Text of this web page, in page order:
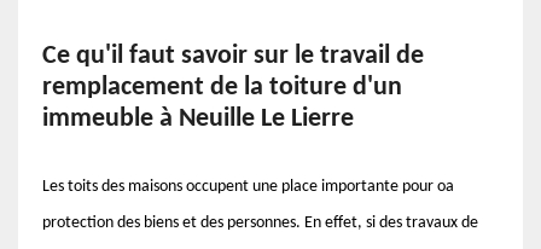
Ce qu'il faut savoir sur le travail de
remplacement de la toiture d'un
immeuble à Neuille Le Lierre
Les toits des maisons occupent une place importante pour oa
protection des biens et des personnes. En effet, si des travaux de